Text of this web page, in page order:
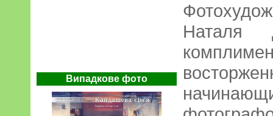
Випадкове фото
Наталя